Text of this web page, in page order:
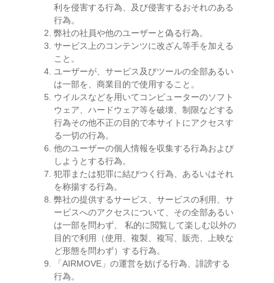
利を侵害する行為、及び侵害するおそれのある
行為。
弊社の社員や他のユーザーと偽る行為。
サービス上のコンテンツに改ざん等手を加える
こと。
ユーザーが、サービス及びツールの全部あるい
は一部を、商業目的で使用すること。
ウイルスなどを用いてコンピューターのソフト
ウェア、ハードウェア等を破壊、制限などする
行為その他不正の目的で本サイトにアクセスす
る一切の行為。
他のユーザーの個人情報を収集する行為および
しようとする行為。
犯罪または犯罪に結びつく行為、あるいはそれ
を称揚する行為。
弊社の提供するサービス、サービスの利用、サ
ービスへのアクセスについて、その全部あるい
は一部を問わず、 私的に閲覧して楽しむ以外の
目的で利用（使用、複製、複写、販売、上映な
ど形態を問わず）する行為。
「AIRMOVE」の運営を妨げる行為、誹謗する
行為。